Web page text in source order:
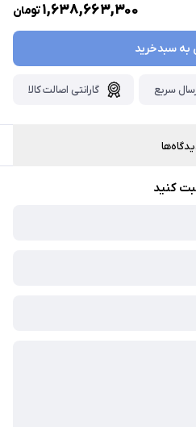
1,638,663,300تومان
به سبدخرید
سریع گارانتی اصالت کالا
کنید